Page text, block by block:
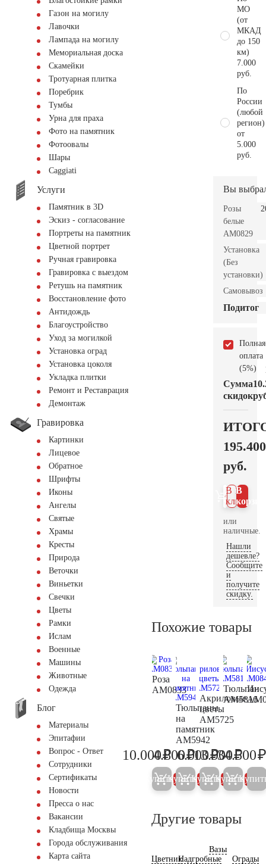
Газон на могилу
Лавочки
Лампада на могилу
Мемориальная доска
Скамейки
Тротуарная плитка
Поребрик
Тумбы
Урна для праха
Фото на памятник
Фотоовалы
Шары
Сaggiati
Услуги
Памятник в 3D
Эскиз - согласование
Портреты на памятник
Цветной портрет
Ручная гравировка
Гравировка с выездом
Ретушь на памятник
Восстановление фото
Антидождь
Благоустройство
Уход за могилкой
Установка оград
Установка цоколя
Укладка плитки
Ремонт и Реставрация
Демонтаж
Гравировка
Картинки
Лицевое
Обратное
Шрифты
Иконы
Ангелы
Святые
Храмы
Кресты
Природа
Веточки
Виньетки
Свечки
Цветы
Рамки
Ислам
Военные
Машины
Животные
Одежда
Блог
Материалы
Эпитафии
Вопрос - Ответ
Сотрудники
Сертификаты
Новости
Пресса о нас
Вакансии
Кладбища Москвы
Города обслуживания
Карта сайта
МО
(от
МКАД
до 150
км)
7.000
руб.
По
России
(любой
регион)
от
5.000
руб.
Вы
Розы
белые
AM0829
Установка
(Без
установки)
Самовывоз
Подитог
Полная
оплата
(5%)
Сумма
скидок
195.400
руб.
В
В 1
клик
или
наличные.
Нашли
дешевле?
Сообщите
и
получите
скидку.
Похожие товары
Роза
AM0833
10.500
10.000₽
Купить 5%
Тюльпаны
на
памятник
AM5942
5.000
4.800₽
Купить 5%
Акриловые
цветы
AM5725
6.300
6.000₽
Купить 5%
Тюльпан
AM5816
13.900₽
Купить 5%
34.500₽
Другие товары
ЦветникНадгробные
Вазы
Ограды